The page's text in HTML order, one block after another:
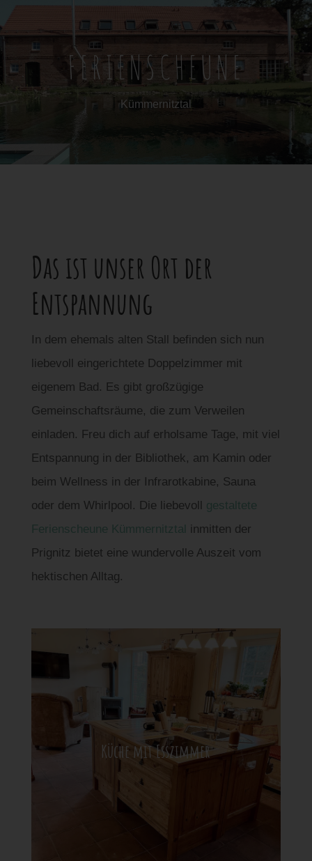
FERIENSCHEUNE
Kümmernitztal
Das ist unser Ort der
Entspannung
In dem ehemals alten Stall befinden sich nun
liebevoll eingerichtete Doppelzimmer mit
eigenem Bad. Es gibt großzügige
Gemeinschaftsräume, die zum Verweilen
einladen. Freu dich auf erholsame Tage, mit viel
Entspannung in der Bibliothek, am Kamin oder
beim Wellness in der Infrarotkabine, Sauna
oder dem Whirlpool. Die liebevoll gestaltete
Ferienscheune Kümmernitztal inmitten der
Prignitz bietet eine wundervolle Auszeit vom
hektischen Alltag.
Küche mit Esszimmer